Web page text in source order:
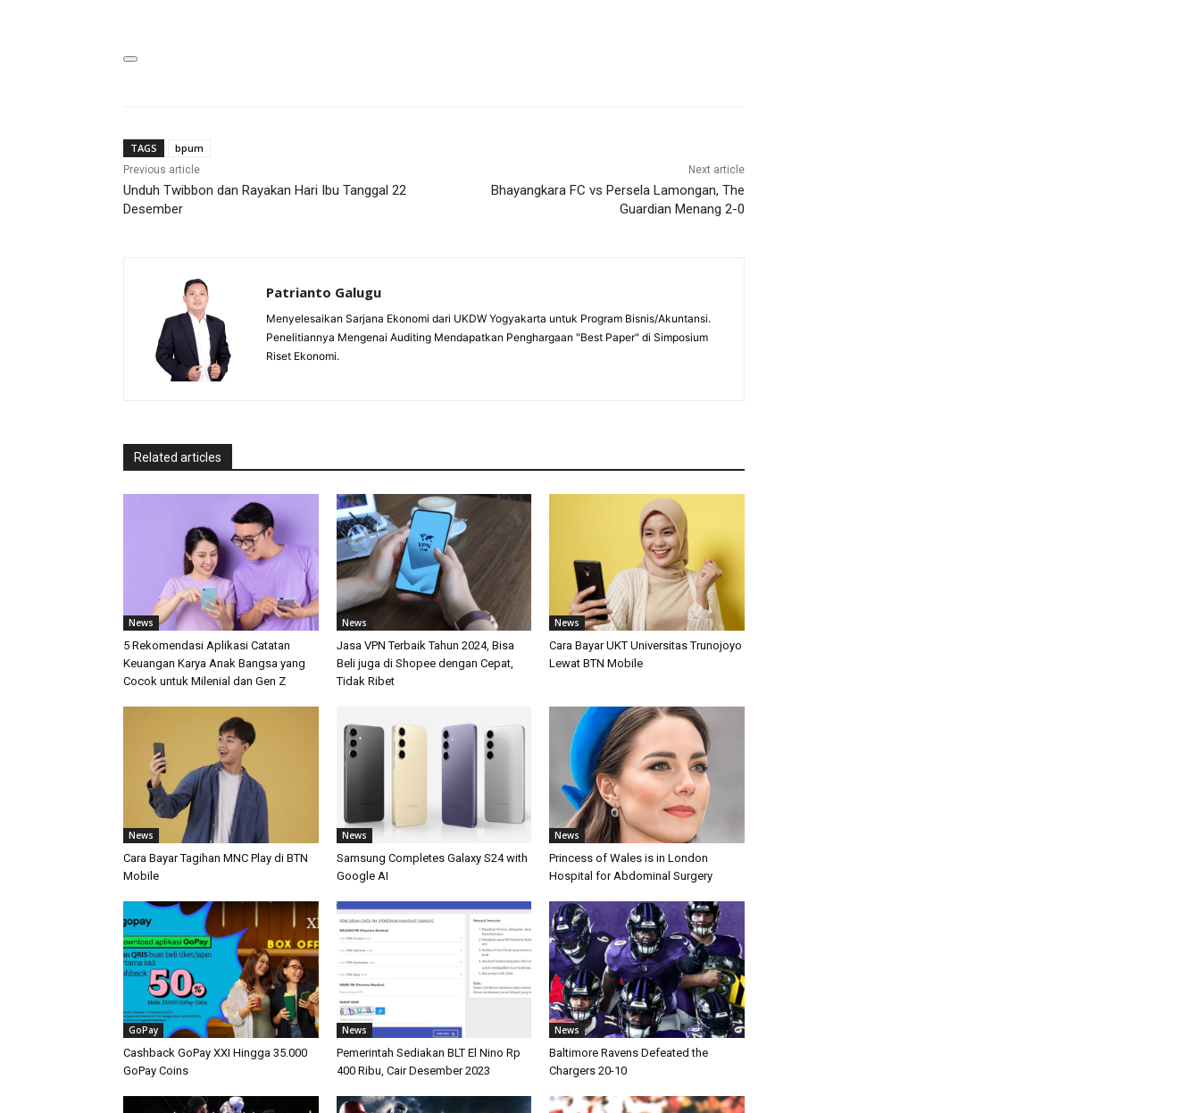
TAGS bpum
Previous article
Unduh Twibbon dan Rayakan Hari Ibu Tanggal 22
Desember
Next article
Bhayangkara FC vs Persela Lamongan, The
Guardian Menang 2-0
Patrianto Galugu
Menyelesaikan Sarjana Ekonomi dari UKDW Yogyakarta untuk Program Bisnis/Akuntansi.
Penelitiannya Mengenai Auditing Mendapatkan Penghargaan "Best Paper" di Simposium
Riset Ekonomi.
Related articles
News
5 Rekomendasi Aplikasi Catatan
Keuangan Karya Anak Bangsa yang
Cocok untuk Milenial dan Gen Z
News
Jasa VPN Terbaik Tahun 2024, Bisa
Beli juga di Shopee dengan Cepat,
Tidak Ribet
News
Cara Bayar UKT Universitas Trunojoyo
Lewat BTN Mobile
News
Cara Bayar Tagihan MNC Play di BTN
Mobile
News
Samsung Completes Galaxy S24 with
Google AI
News
Princess of Wales is in London
Hospital for Abdominal Surgery
GoPay
Cashback GoPay XXI Hingga 35.000
GoPay Coins
News
Pemerintah Sediakan BLT El Nino Rp
400 Ribu, Cair Desember 2023
News
Baltimore Ravens Defeated the
Chargers 20-10